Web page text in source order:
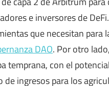
e inversores de
que necesitan para
DAO. Por otro
temprana, con el
ingresos para los